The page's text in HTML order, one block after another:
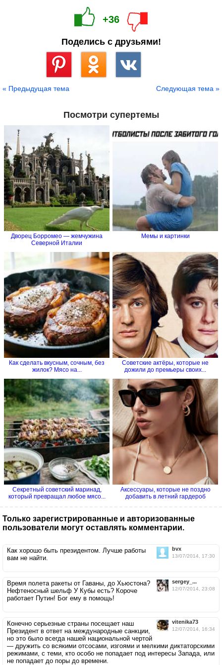
+36
Поделись с друзьями!
« Предыдущая тема Следующая тема »
Посмотри супертемы
Дворец Борромео — жемчужина
Северной Италии
Мемы и картинки
Как сделать вкусным, сочным, без
жилок? Мясо на...
Советские актёры, которые не
дожили до премьеры своих...
Секретный советский маринад,
который превращал любое мясо...
Аксессуары, которые не поздно
добавить в летний гардероб
Только зарегистрированные и авторизованные
пользователи могут оставлять комментарии.
bvx
13/07/2014, 17:30
Как хорошо быть президентом. Лучше работы
вам не найти.
sergey_...
12/07/2014, 23:08
Время полета ракеты от Гаваны, до Хьюстона?
Нефтеносный шельф У Кубы есть? Короче
работает Путин! Бог ему в помощь!
vitenika73
12/07/2014, 16:34
Конечно серьезные страны посещает наш
Президент в ответ на международные санкции,
но это было всегда нашей национальной чертой
— дружить со всякими отсосами, изгоями и мелкими диктаторскими
режимами, с теми, кто особо не попадает под интересы Запада, или
не попадает до поры до времени.